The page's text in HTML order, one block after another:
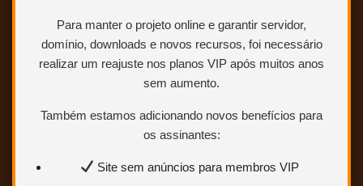
Para manter o projeto online e garantir servidor,
domínio, downloads e novos recursos, foi necessário
realizar um reajuste nos planos VIP após muitos anos
sem aumento.
Também estamos adicionando novos benefícios para
os assinantes:
Site sem anúncios para membros VIP